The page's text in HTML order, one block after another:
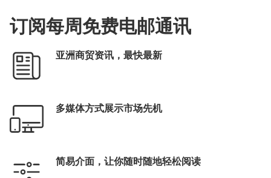
订阅每周免费电邮通讯
亚洲商贸资讯，最快最新
多媒体方式展示市场先机
简易介面，让你随时随地轻松阅读